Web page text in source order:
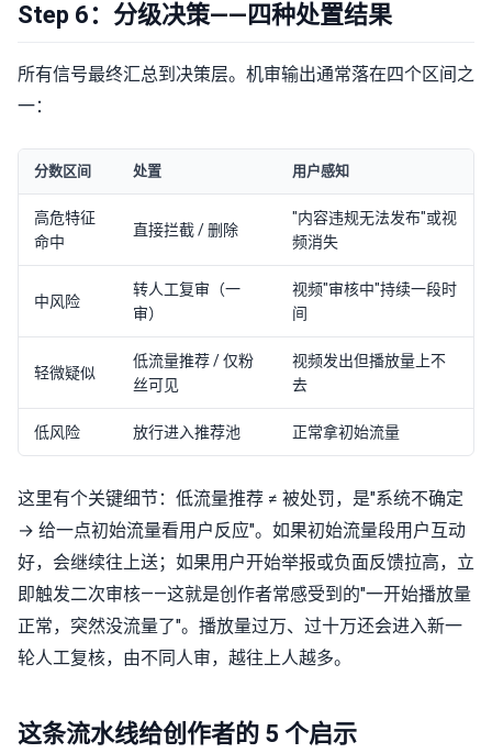
Step 6：分级决策——四种处置结果
所有信号最终汇总到决策层。机审输出通常落在四个区间之
一：
分数区间 处置 用户感知
高危特征
命中
直接拦截 / 删除
"内容违规无法发布"或视
频消失
中风险
转人工复审（一
审）
视频"审核中"持续一段时
间
轻微疑似
低流量推荐 / 仅粉
丝可见
视频发出但播放量上不
去
低风险 放行进入推荐池 正常拿初始流量
这里有个关键细节：低流量推荐 ≠ 被处罚，是"系统不确定
→ 给一点初始流量看用户反应"。如果初始流量段用户互动
好，会继续往上送；如果用户开始举报或负面反馈拉高，立
即触发二次审核——这就是创作者常感受到的"一开始播放量
正常，突然没流量了"。播放量过万、过十万还会进入新一
轮人工复核，由不同人审，越往上人越多。
这条流水线给创作者的 5 个启示